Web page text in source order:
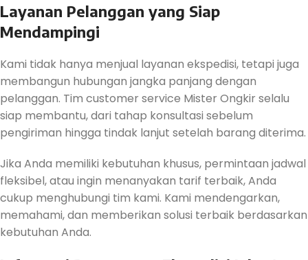
Layanan Pelanggan yang Siap
Mendampingi
Kami tidak hanya menjual layanan ekspedisi, tetapi juga
membangun hubungan jangka panjang dengan
pelanggan. Tim customer service Mister Ongkir selalu
siap membantu, dari tahap konsultasi sebelum
pengiriman hingga tindak lanjut setelah barang diterima.
Jika Anda memiliki kebutuhan khusus, permintaan jadwal
fleksibel, atau ingin menanyakan tarif terbaik, Anda
cukup menghubungi tim kami. Kami mendengarkan,
memahami, dan memberikan solusi terbaik berdasarkan
kebutuhan Anda.